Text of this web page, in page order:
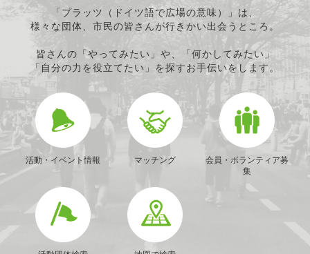
「プラッツ（ドイツ語で広場の意味）」は、
様々な団体、市民の皆さんが行きかい出会うところ。
皆さんの「やってみたい」や、「何かしてみたい」
「自分の力を役立てたい」を探すお手伝いをします。
活動・イベント情報 マッチング
会員・ボランティア募
集